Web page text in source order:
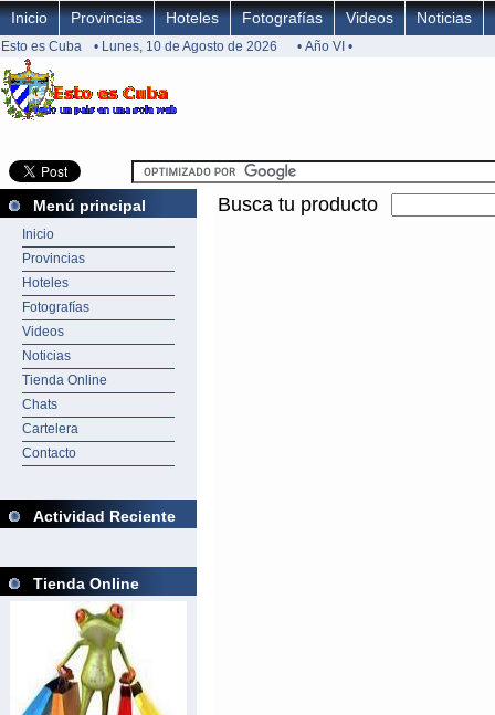
Inicio Provincias Hoteles Fotografías Videos Noticias
Esto es Cuba • Lunes, 10 de Agosto de 2026 • Año VI •
Menú principal
Inicio
Provincias
Hoteles
Fotografías
Videos
Noticias
Tienda Online
Chats
Cartelera
Contacto
Actividad Reciente
Tienda Online
Busca tu producto